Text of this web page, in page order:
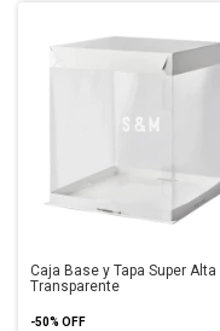
Caja Base y Tapa Super Alta
Transparente
-50% OFF